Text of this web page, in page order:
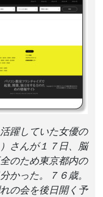
躍していた女優の
さんが１７日、脳
のため東京都内の
かった。７６歳。
の会を後日開く予